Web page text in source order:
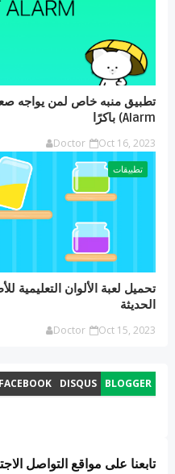
Alarm) باكرًا
Doctor Oct 16, 2023
تطبيقات
تحميل لعبة الألوان التعليمية
الحديثة
Doctor Oct 15, 2023
BLOGGER
DISQUS
FACEBOOK
تابعنا على مواقع التواصل